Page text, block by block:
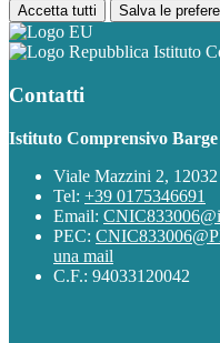
Accetta tutti Salva le
Istituto
Contatti
Istituto Comprensivo Barge
Viale Mazzini 2,
Tel: +39 0175346691
Email:
PEC:
una mail
C.F.: 94033120042